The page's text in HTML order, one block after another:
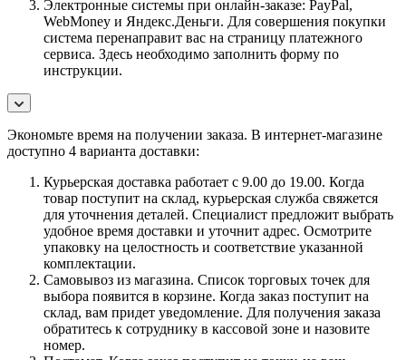
Электронные системы при онлайн-заказе: PayPal,
WebMoney и Яндекс.Деньги. Для совершения покупки
система перенаправит вас на страницу платежного
сервиса. Здесь необходимо заполнить форму по
инструкции.
Экономьте время на получении заказа. В интернет-магазине
доступно 4 варианта доставки:
Курьерская доставка работает с 9.00 до 19.00. Когда
товар поступит на склад, курьерская служба свяжется
для уточнения деталей. Специалист предложит выбрать
удобное время доставки и уточнит адрес. Осмотрите
упаковку на целостность и соответствие указанной
комплектации.
Самовывоз из магазина. Список торговых точек для
выбора появится в корзине. Когда заказ поступит на
склад, вам придет уведомление. Для получения заказа
обратитесь к сотруднику в кассовой зоне и назовите
номер.